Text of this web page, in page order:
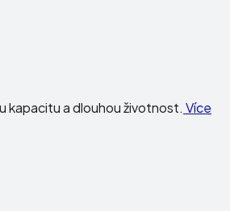
kapacitu a dlouhou životnost. Více